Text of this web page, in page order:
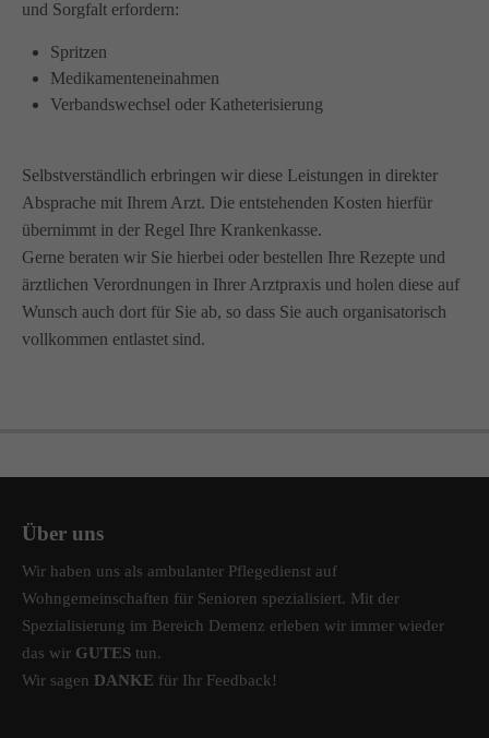
Lipper Weg 11a
45770 Marl
02365 955 88 88
Schreiben Sie uns per Email
info@amicus-pflege.de
und Sorgfalt erfordern:
Spritzen
Medikamenteneinahmen
Verbandswechsel oder Katheterisierung
Selbstverständlich erbringen wir diese Leistungen in direkter
Absprache mit Ihrem Arzt. Die entstehenden Kosten hierfür
übernimmt in der Regel Ihre Krankenkasse.
Gerne beraten wir Sie hierbei oder bestellen Ihre Rezepte und
ärztlichen Verordnungen in Ihrer Arztpraxis und holen diese auf
Wunsch auch dort für Sie ab, so dass Sie auch organisatorisch
vollkommen entlastet sind.
Über uns
Wir haben uns als ambulanter Pflegedienst auf
Wohngemeinschaften für Senioren spezialisiert. Mit der
Spezialisierung im Bereich Demenz erleben wir immer wieder
das wir GUTES tun.
Wir sagen DANKE für Ihr Feedback!